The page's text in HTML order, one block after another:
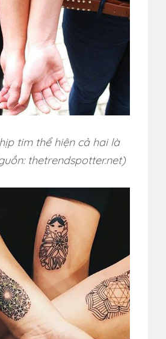
tim thể hiện cả hai là
thetrendspotter.net)